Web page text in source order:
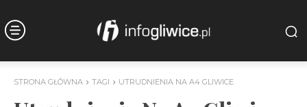
STRONA GŁÓWNA TAGI UTRUDNIENIA NA A4 GLIWICE